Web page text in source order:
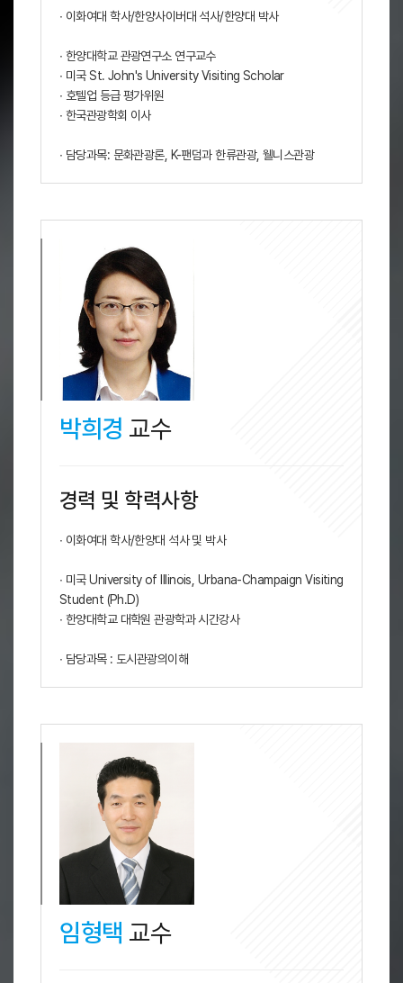
∙ 이화여대 학사/한양사이버대 석사/한양대 박사
∙ 한양대학교 관광연구소 연구교수
∙ 미국 St. John's University Visiting Scholar
∙ 호텔업 등급 평가위원
∙ 한국관광학회 이사
∙ 담당과목: 문화관광론, K-팬덤과 한류관광, 웰니스관광
박희경 교수
경력 및 학력사항
∙ 이화여대 학사/한양대 석사 및 박사
∙ 미국 University of Illinois, Urbana-Champaign Visiting
Student (Ph.D)
∙ 한양대학교 대학원 관광학과 시간강사
∙ 담당과목 : 도시관광의이해
임형택 교수